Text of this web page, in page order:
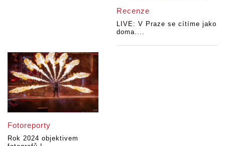
Recenze
LIVE: V Praze se cítíme jako
doma....
Fotoreporty
Rok 2024 objektivem